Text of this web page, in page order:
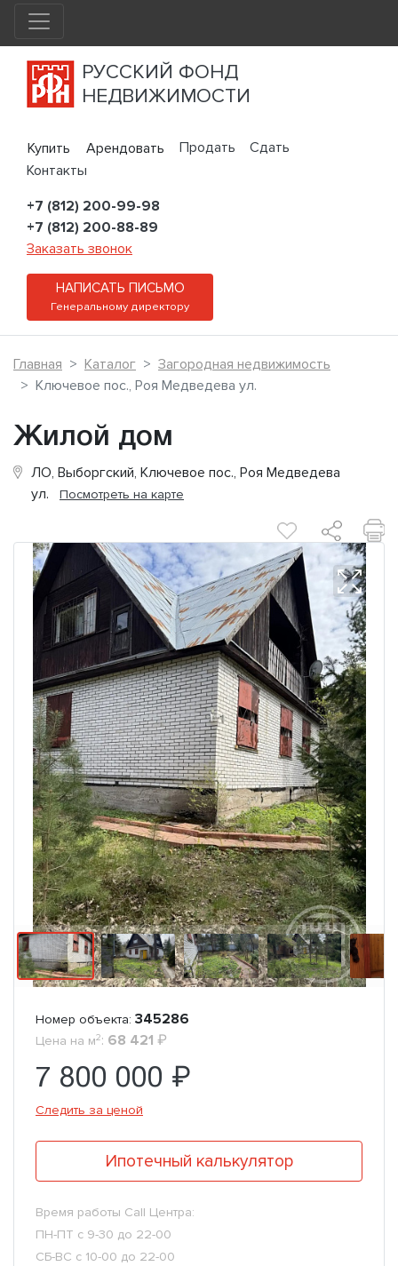
РУССКИЙ ФОНД
НЕДВИЖИМОСТИ
Купить Арендовать Продать
Сдать
Контакты
+7 (812) 200-99-98
+7 (812) 200-88-89
Заказать звонок
НАПИСАТЬ ПИСЬМО
Генеральному директору
Главная Каталог
Загородная недвижимость
Ключевое пос., Роя Медведева ул.
Жилой дом
ЛО, Выборгский, Ключевое пос., Роя Медведева
ул. Посмотреть на карте
Номер объекта: 345286
Цена на м2: 68 421 ₽
7 800 000 ₽
Следить за ценой
Ипотечный калькулятор
Время работы Call Центра:
ПН-ПТ с 9-30 до 22-00
СБ-ВС с 10-00 до 22-00